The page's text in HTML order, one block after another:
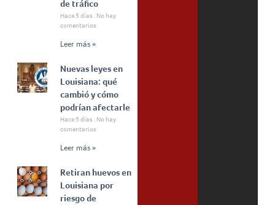
de tráfico
Hace 5 días
No hay
comentarios
Leer más »
Nuevas leyes en
Louisiana: qué
cambió y cómo
podrían afectarle
Hace 5 días
No hay
comentarios
Leer más »
Retiran huevos en
Louisiana por
riesgo de